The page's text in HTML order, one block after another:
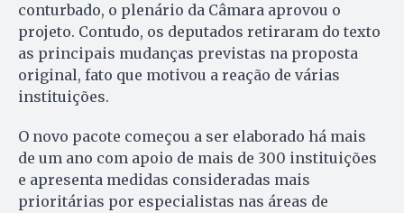
conturbado, o plenário da Câmara aprovou o
projeto. Contudo, os deputados retiraram do texto
as principais mudanças previstas na proposta
original, fato que motivou a reação de várias
instituições.
O novo pacote começou a ser elaborado há mais
de um ano com apoio de mais de 300 instituições
e apresenta medidas consideradas mais
prioritárias por especialistas nas áreas de